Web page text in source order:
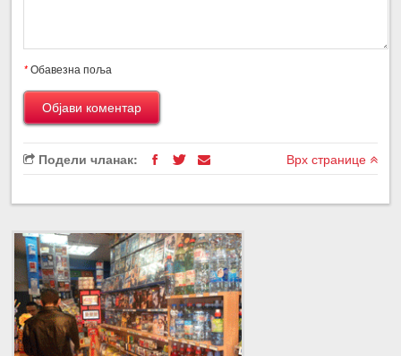
*Обавезна поља
Подели чланак: Врх странице